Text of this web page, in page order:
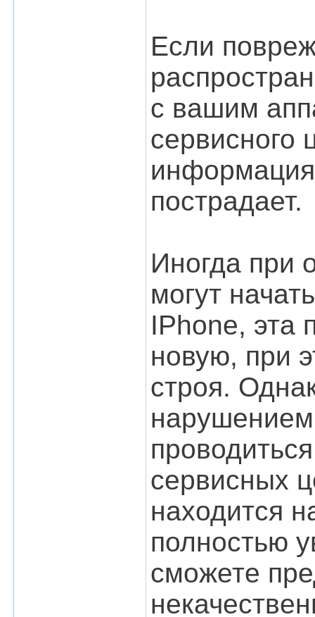
Если
с вашим
сервисного
пострадает.
Иногда при
могут
IPhone, эта
новую, при
строя.
сервисных
находится
полностью
сможете